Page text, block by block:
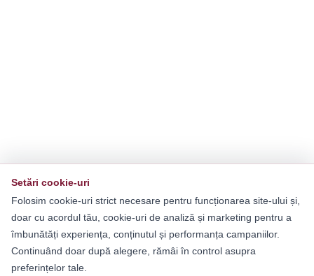
Setări cookie-uri
Folosim cookie-uri strict necesare pentru funcționarea site-ului și,
doar cu acordul tău, cookie-uri de analiză și marketing pentru a
îmbunătăți experiența, conținutul și performanța campaniilor.
Continuând doar după alegere, rămâi în control asupra
preferințelor tale.